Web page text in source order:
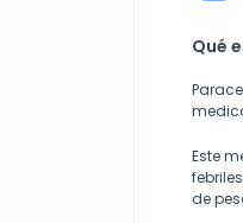
Qué
Este
de